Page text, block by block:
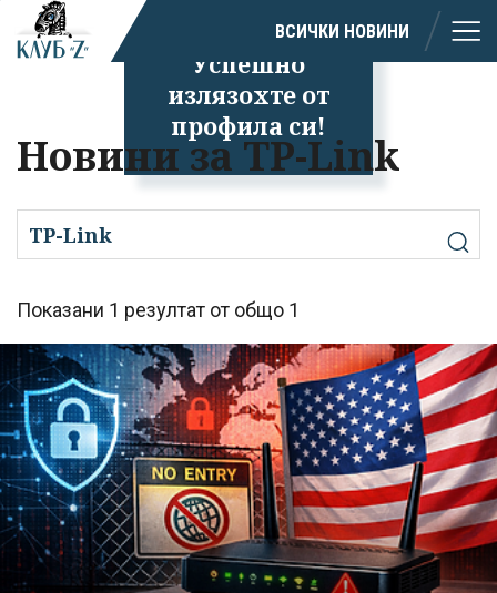
Успешно
излязохте от
профила си!
ВСИЧКИ НОВИНИ
Новини за TP-Link
Показани 1 резултат от общо 1